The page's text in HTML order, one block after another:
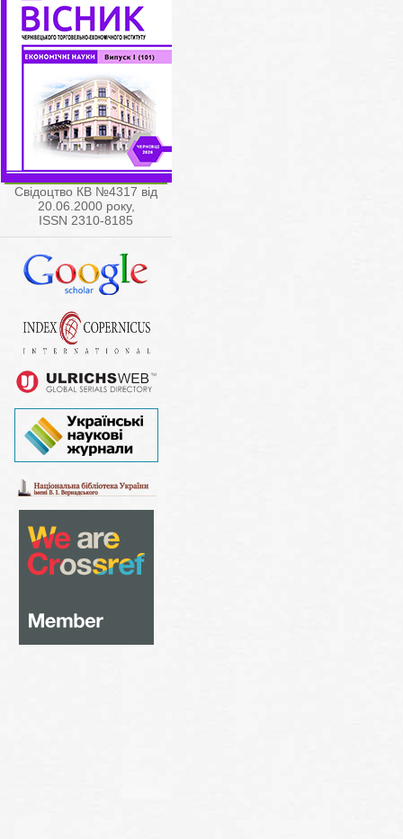
Свідоцтво КВ №4317 від
20.06.2000 року,
ISSN 2310-8185